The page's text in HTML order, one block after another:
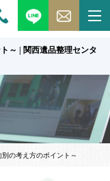
～ | 関西遺品整理センタ
の考え方のポイント～